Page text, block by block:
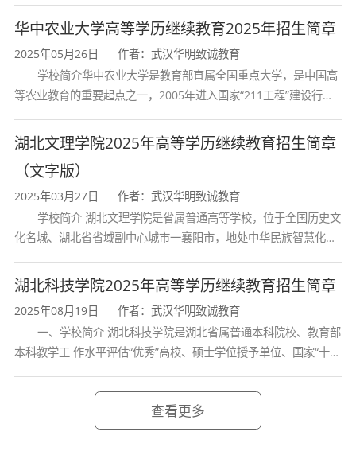
育和最早开办中医研究
华中农业大学高等学历继续教育2025年招生简章
2025年05月26日
作者：武汉华明致诚教育
学校简介华中农业大学是教育部直属全国重点大学，是中国高
等农业教育的重要起点之一，2005年进入国家“211工程”建设行
首轮“双一流”成效
湖北文理学院2025年高等学历继续教育招生简章
（文字版）
2025年03月27日
作者：武汉华明致诚教育
学校简介 湖北文理学院是省属普通高等学校，位于全国历史文
化名城、湖北省省域副中心城市一襄阳市，地处中华民族智慧化身
学校、全国普通
湖北科技学院2025年高等学历继续教育招生简章
2025年08月19日
作者：武汉华明致诚教育
一、学校简介 湖北科技学院是湖北省属普通本科院校、教育部
本科教学工 作水平评估“优秀”高校、硕士学位授予单位、国家“十三
查看更多